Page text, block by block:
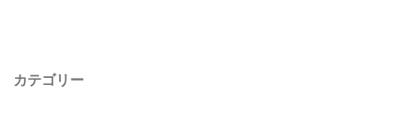
カテゴリー